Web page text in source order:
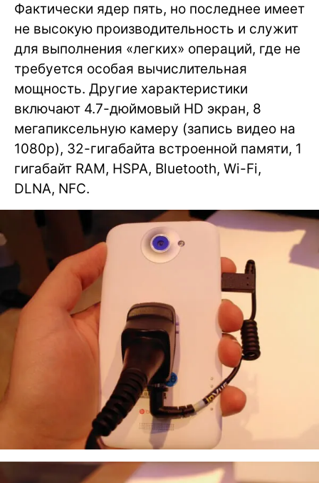
Фактически ядер пять, но последнее имеет
не высокую производительность и служит
для выполнения «легких» операций, где не
требуется особая вычислительная
мощность. Другие характеристики
включают 4.7-дюймовый HD экран, 8
мегапиксельную камеру (запись видео на
1080p), 32-гигабайта встроенной памяти, 1
гигабайт RAM, HSPA, Bluetooth, Wi-Fi,
DLNA, NFC.